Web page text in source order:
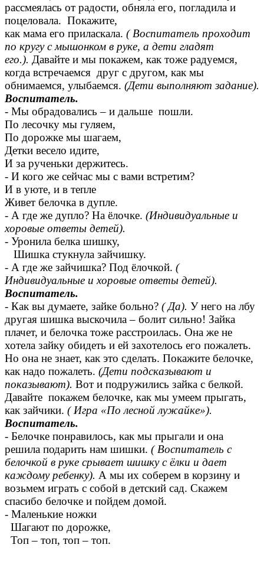
рассмеялась от радости, обняла его, погладила и
поцеловала. Покажите,
как мама его приласкала. ( Воспитатель проходит
по кругу с мышонком в руке, а дети гладят
его.). Давайте и мы покажем, как тоже радуемся,
когда встречаемся друг с другом, как мы
обнимаемся, улыбаемся. (Дети выполняют задание).
Воспитатель.
- Мы обрадовались – и дальше пошли.
По лесочку мы гуляем,
По дорожке мы шагаем,
Детки весело идите,
И за рученьки держитесь.
- И кого же сейчас мы с вами встретим?
И в уюте, и в тепле
Живет белочка в дупле.
- А где же дупло? На ёлочке. (Индивидуальные и
хоровые ответы детей).
- Уронила белка шишку,
Шишка стукнула зайчишку.
- А где же зайчишка? Под ёлочкой. (
Индивидуальные и хоровые ответы детей).
Воспитатель.
- Как вы думаете, зайке больно? ( Да). У него на лбу
другая шишка выскочила – болит сильно! Зайка
плачет, и белочка тоже расстроилась. Она же не
хотела зайку обидеть и ей захотелось его пожалеть.
Но она не знает, как это сделать. Покажите белочке,
как надо пожалеть. (Дети подсказывают и
показывают). Вот и подружились зайка с белкой.
Давайте покажем белочке, как мы умеем прыгать,
как зайчики. ( Игра «По лесной лужайке»).
Воспитатель.
- Белочке понравилось, как мы прыгали и она
решила подарить нам шишки. ( Воспитатель с
белочкой в руке срывает шишку с ёлки и дает
каждому ребенку). А мы их соберем в корзину и
возьмем играть с собой в детский сад. Скажем
спасибо белочке и пойдем домой.
- Маленькие ножки
Шагают по дорожке,
Топ – топ, топ – топ.